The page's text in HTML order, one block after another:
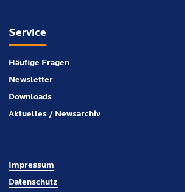
Service
Häufige Fragen
Newsletter
Downloads
Aktuelles / Newsarchiv
Impressum
Datenschutz